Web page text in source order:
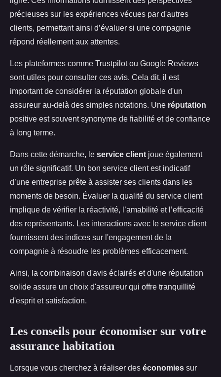
précieuses sur les expériences vécues par d'autres
clients, permettant ainsi d’évaluer si une compagnie
répond réellement aux attentes.
Les plateformes comme Trustpilot ou Google Reviews
sont utiles pour consulter ces avis. Cela dit, il est
important de considérer la réputation globale d'un
assureur au-delà des simples notations. Une réputation
positive est souvent synonyme de fiabilité et de confiance
à long terme.
Dans cette démarche, le service client joue également
un rôle significatif. Un bon service client est indicatif
d’une entreprise prête à assister ses clients dans les
moments de besoin. Évaluer la qualité du service client
implique de vérifier la réactivité, l’amabilité et l’efficacité
des représentants. Les interactions avec le service client
fournissent des indices sur l'engagement de la
compagnie à résoudre les problèmes efficacement.
Ainsi, la combinaison d'avis éclairés et d'une réputation
solide assure un choix d'assureur qui offre tranquillité
d'esprit et satisfaction.
Les conseils pour économiser sur votre
assurance habitation
Lorsque vous cherchez à réaliser des économies sur